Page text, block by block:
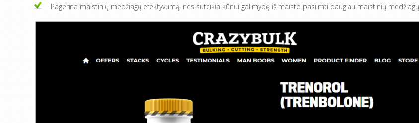
Pagerina maistinių medžiagų efektyvumą, nes suteikia kūnui galimybę iš maisto pasiimti daugiau maistinių medžiagų